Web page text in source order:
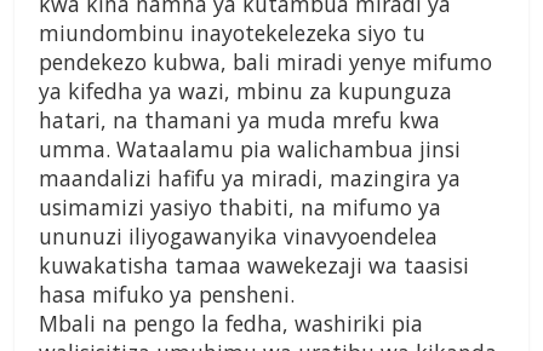
miundombinu inayotekelezeka siyo tu
pendekezo kubwa, bali miradi yenye mifumo
ya kifedha ya wazi, mbinu za kupunguza
hatari, na thamani ya muda mrefu kwa
umma. Wataalamu pia walichambua jinsi
maandalizi hafifu ya miradi, mazingira ya
usimamizi yasiyo thabiti, na mifumo ya
ununuzi iliyogawanyika vinavyoendelea
kuwakatisha tamaa wawekezaji wa taasisi
hasa mifuko ya pensheni.
Mbali na pengo la fedha, washiriki pia